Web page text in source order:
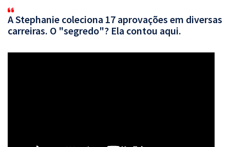
A Stephanie coleciona 17 aprovações em diversas
carreiras. O "segredo"? Ela contou aqui.